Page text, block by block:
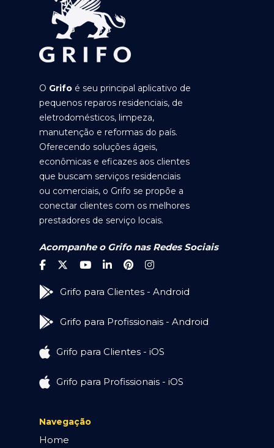
O Grifo é seu principal aplicativo de
pequenos reparos residenciais, de
eletrodomésticos, limpeza,
manutenção e reformas do país.
Oferecendo soluções ágeis,
econômicas e eficazes aos clientes
que buscam serviços residenciais
ou comerciais, o Grifo se propõe a
conectar clientes com os melhores
prestadores de serviço locais.
Acompanhe o Grifo nas Redes Sociais
Grifo para Clientes - Android
Grifo para Profissionais - Android
Grifo para Clientes - iOS
Grifo para Profissionais - iOS
Navegação
Home